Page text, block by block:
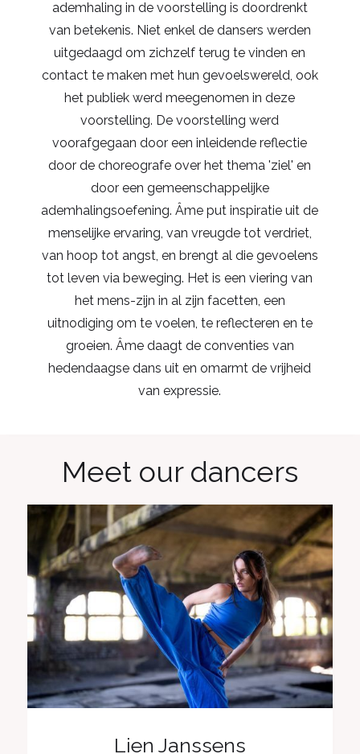
ademhaling in de voorstelling is doordrenkt
van betekenis. Niet enkel de dansers werden
uitgedaagd om zichzelf terug te vinden en
contact te maken met hun gevoelswereld, ook
het publiek werd meegenomen in deze
voorstelling. De voorstelling werd
voorafgegaan door een inleidende reflectie
door de choreografe over het thema 'ziel' en
door een gemeenschappelijke
ademhalingsoefening. Âme put inspiratie uit de
menselijke ervaring, van vreugde tot verdriet,
van hoop tot angst, en brengt al die gevoelens
tot leven via beweging. Het is een viering van
het mens-zijn in al zijn facetten, een
uitnodiging om te voelen, te reflecteren en te
groeien. Âme daagt de conventies van
hedendaagse dans uit en omarmt de vrijheid
van expressie.
Meet our dancers
Lien Janssens